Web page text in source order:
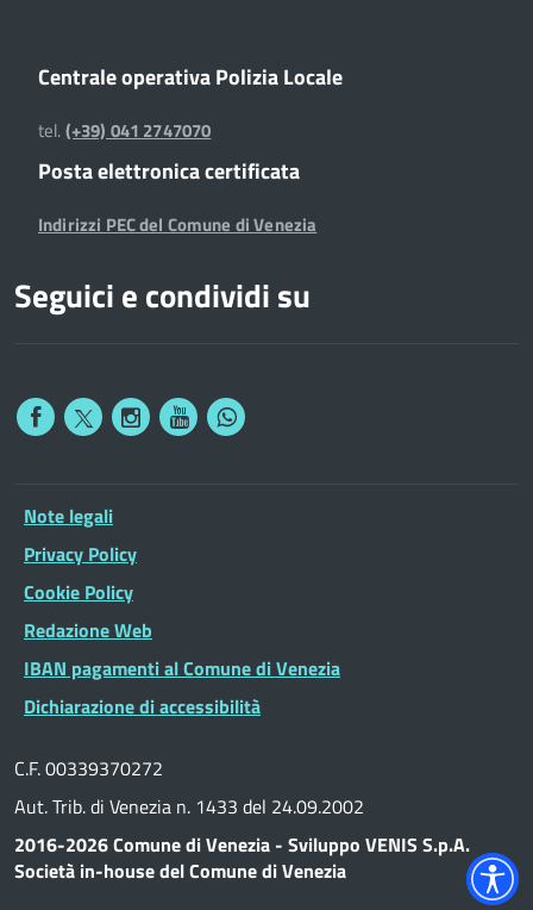
Centrale operativa Polizia Locale
tel.(+39) 041 2747070
Posta elettronica certificata
Indirizzi PEC del Comune di Venezia
Seguici e condividi su
Note legali
Privacy Policy
Cookie Policy
Redazione Web
IBAN pagamenti al Comune di Venezia
Dichiarazione di accessibilità
C.F. 00339370272
Aut. Trib. di Venezia n. 1433 del 24.09.2002
2016-2026 Comune di Venezia - Sviluppo VENIS S.p.A.
Società in-house del Comune di Venezia